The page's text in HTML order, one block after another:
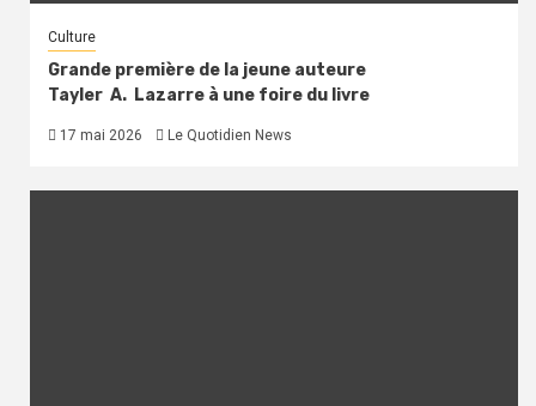
Culture
Grande première de la jeune auteure
Tayler A. Lazarre à une foire du livre
17 mai 2026 Le Quotidien News